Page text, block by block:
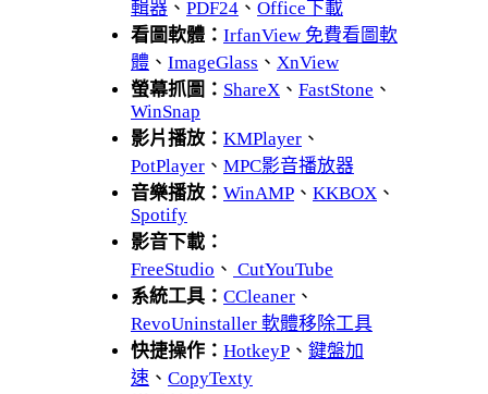
輯器 、 PDF24 、 Office下載
看圖軟體： IrfanView 免費看圖軟
體 、 ImageGlass 、 XnView
螢幕抓圖： ShareX 、 FastStone 、
WinSnap
影片播放： KMPlayer 、
PotPlayer 、 MPC影音播放器
音樂播放： WinAMP 、 KKBOX 、
Spotify
影音下載：
FreeStudio 、 CutYouTube
系統工具： CCleaner 、
RevoUninstaller 軟體移除工具
快捷操作： HotkeyP 、 鍵盤加
速 、 CopyTexty